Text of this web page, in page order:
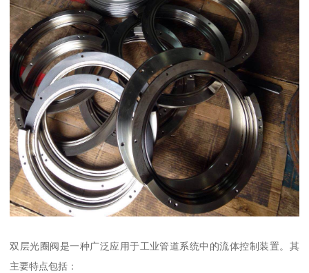
双层光圈阀是一种广泛应用于工业管道系统中的流体控制装置。其
主要特点包括：